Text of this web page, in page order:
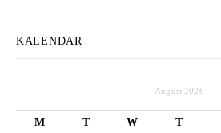
KALENDAR
August 2026
M T W T